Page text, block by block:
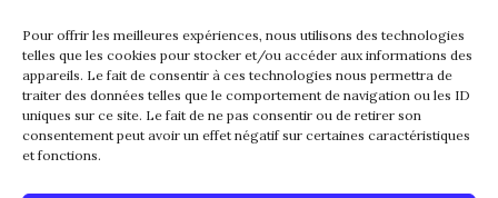
Pour offrir les meilleures expériences, nous utilisons des technologies
telles que les cookies pour stocker et/ou accéder aux informations des
appareils. Le fait de consentir à ces technologies nous permettra de
traiter des données telles que le comportement de navigation ou les ID
uniques sur ce site. Le fait de ne pas consentir ou de retirer son
consentement peut avoir un effet négatif sur certaines caractéristiques
et fonctions.